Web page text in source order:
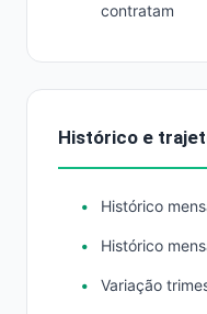
contratam
Histórico e
Histórico
Histórico
Variação